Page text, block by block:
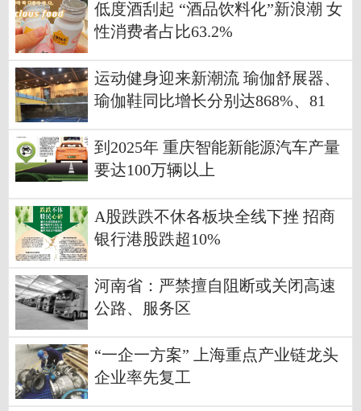
低度酒刮起 “酒品饮料化”新浪潮 女
性消费者占比63.2%
运动健身迎来新潮流 瑜伽舒展器、
瑜伽鞋同比增长分别达868%、81
到2025年 重庆智能新能源汽车产量
要达100万辆以上
A股跌跌不休各板块全线下挫 招商
银行港股跌超10%
河南省：严禁擅自阻断或关闭高速
公路、服务区
“一企一方案” 上海重点产业链龙头
企业率先复工